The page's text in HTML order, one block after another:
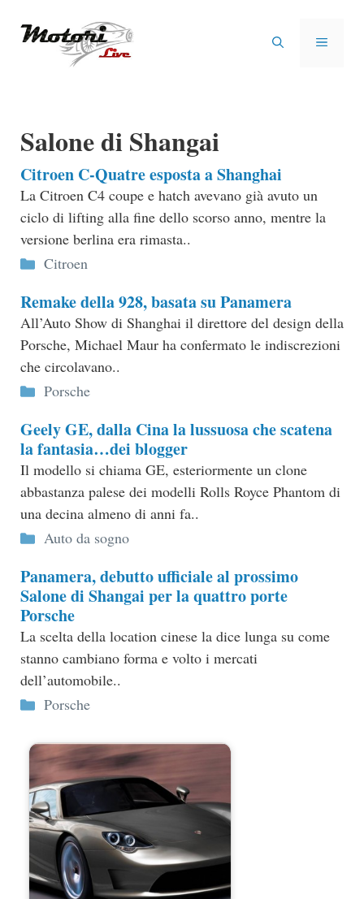
MENU
Salone di Shangai
Citroen C-Quatre esposta a Shanghai
La Citroen C4 coupe e hatch avevano già avuto un
ciclo di lifting alla fine dello scorso anno, mentre la
versione berlina era rimasta..
Categorie
Citroen
Remake della 928, basata su Panamera
All’Auto Show di Shanghai il direttore del design della
Porsche, Michael Maur ha confermato le indiscrezioni
che circolavano..
Categorie
Porsche
Geely GE, dalla Cina la lussuosa che scatena
la fantasia…dei blogger
Il modello si chiama GE, esteriormente un clone
abbastanza palese dei modelli Rolls Royce Phantom di
una decina almeno di anni fa..
Categorie
Auto da sogno
Panamera, debutto ufficiale al prossimo
Salone di Shangai per la quattro porte
Porsche
La scelta della location cinese la dice lunga su come
stanno cambiano forma e volto i mercati
dell’automobile..
Categorie
Porsche